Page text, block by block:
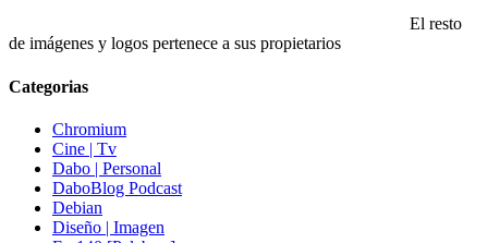
El resto
de imágenes y logos pertenece a sus propietarios
Categorias
Chromium
Cine | Tv
Dabo | Personal
DaboBlog Podcast
Debian
Diseño | Imagen